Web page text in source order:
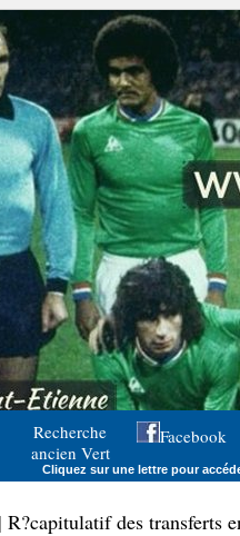
Recherche
ancien Vert
Facebook
Cliquez sur une lettre pour
des transferts